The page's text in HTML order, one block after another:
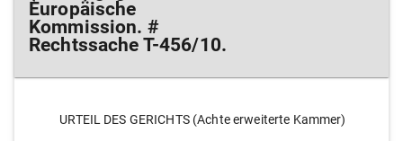
Europäische
Kommission. #
Rechtssache T-456/10.
URTEIL DES GERICHTS (Achte erweiterte Kammer)